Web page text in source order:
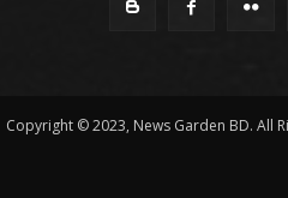
Copyright © 2023, News Garden BD. All